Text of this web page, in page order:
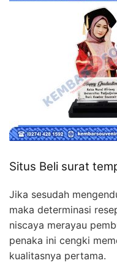
Situs Beli surat
Jika sesudah
maka determinasi
niscaya merayau
penaka ini cengki
kualitasnya pertama.